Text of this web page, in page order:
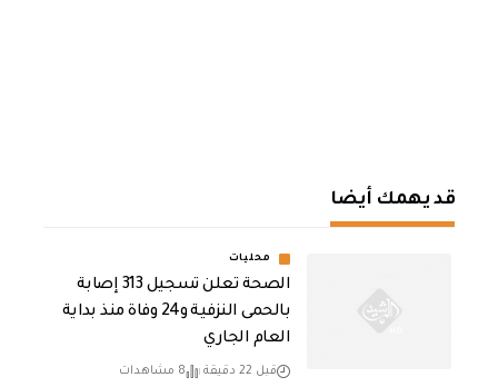
قد يهمك أيضا
محليات
الصحة تعلن تسجيل 313 إصابة
بالحمى النزفية و24 وفاة منذ بداية
العام الجاري
قبل 22 دقيقة 8 مشاهدات